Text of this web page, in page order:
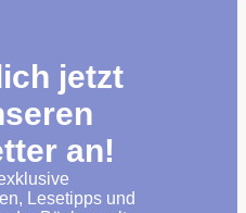
jetzt
an!
Lesetipps und